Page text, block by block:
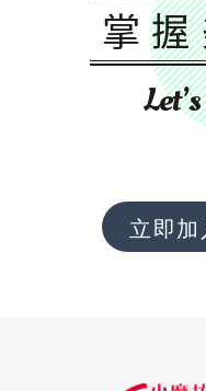
掌
立即加